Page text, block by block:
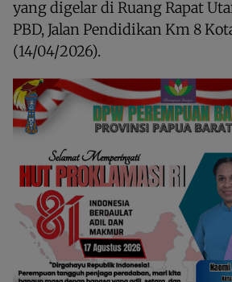
yang digelar di Ruang Rapat
PBD, Jalan Pendidikan Km 8
(14/04/2026).